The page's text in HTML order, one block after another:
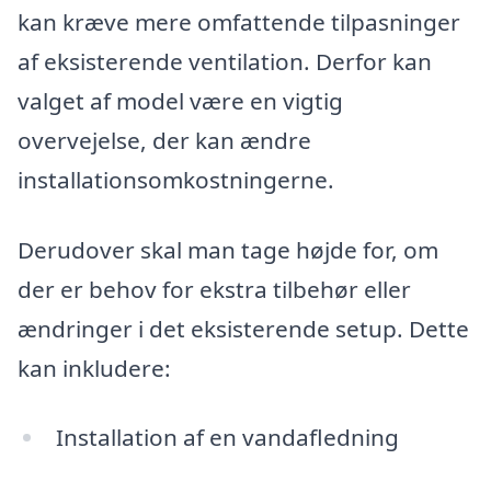
kan kræve mere omfattende tilpasninger
af eksisterende ventilation. Derfor kan
valget af model være en vigtig
overvejelse, der kan ændre
installationsomkostningerne.
Derudover skal man tage højde for, om
der er behov for ekstra tilbehør eller
ændringer i det eksisterende setup. Dette
kan inkludere:
Installation af en vandafledning